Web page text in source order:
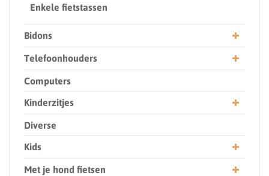
Enkele fietstassen
Bidons
Telefoonhouders
Computers
Kinderzitjes
Diverse
Kids
Met je hond fietsen